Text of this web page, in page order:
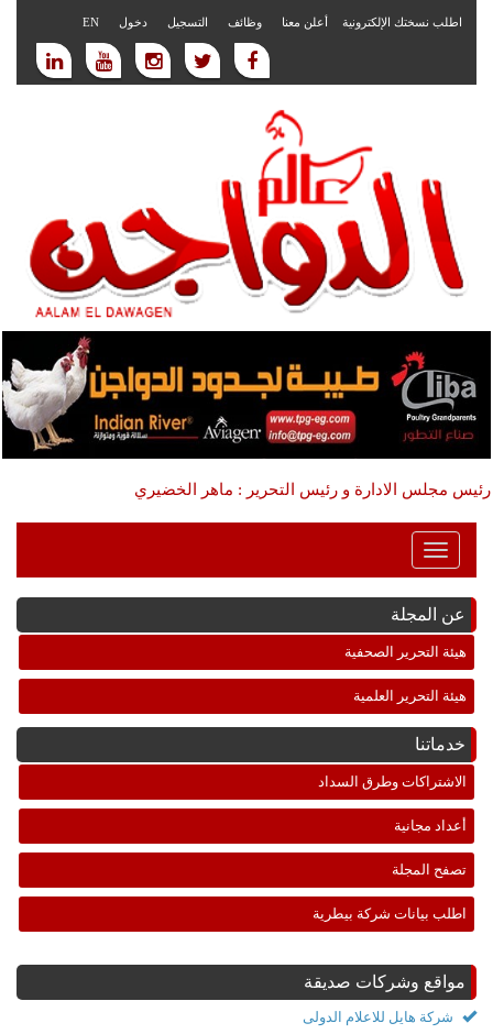
اطلب نسختك الإلكترونية أعلن معنا وظائف التسجيل دخول EN
رئيس مجلس الادارة و رئيس التحرير : ماهر الخضيري
Toggle
Navigation
عن المجلة
هيئة التحرير الصحفية
هيئة التحرير العلمية
خدماتنا
الاشتراكات وطرق السداد
أعداد مجانية
تصفح المجلة
اطلب بيانات شركة بيطرية
مواقع وشركات صديقة
شركة هايل للاعلام الدولى